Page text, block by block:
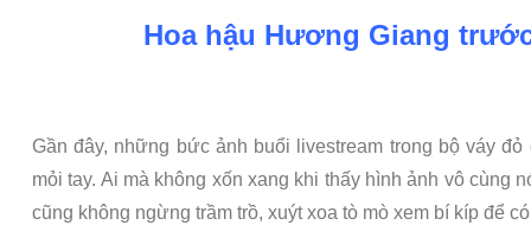
Hoa hậu Hương Giang
Gần đây, những bức ảnh buổi livestream trong bộ váy
mỏi tay. Ai mà không xốn xang khi thấy hình ảnh vô cùng
cũng không ngừng trầm trồ, xuýt xoa tò mò xem bí kíp để